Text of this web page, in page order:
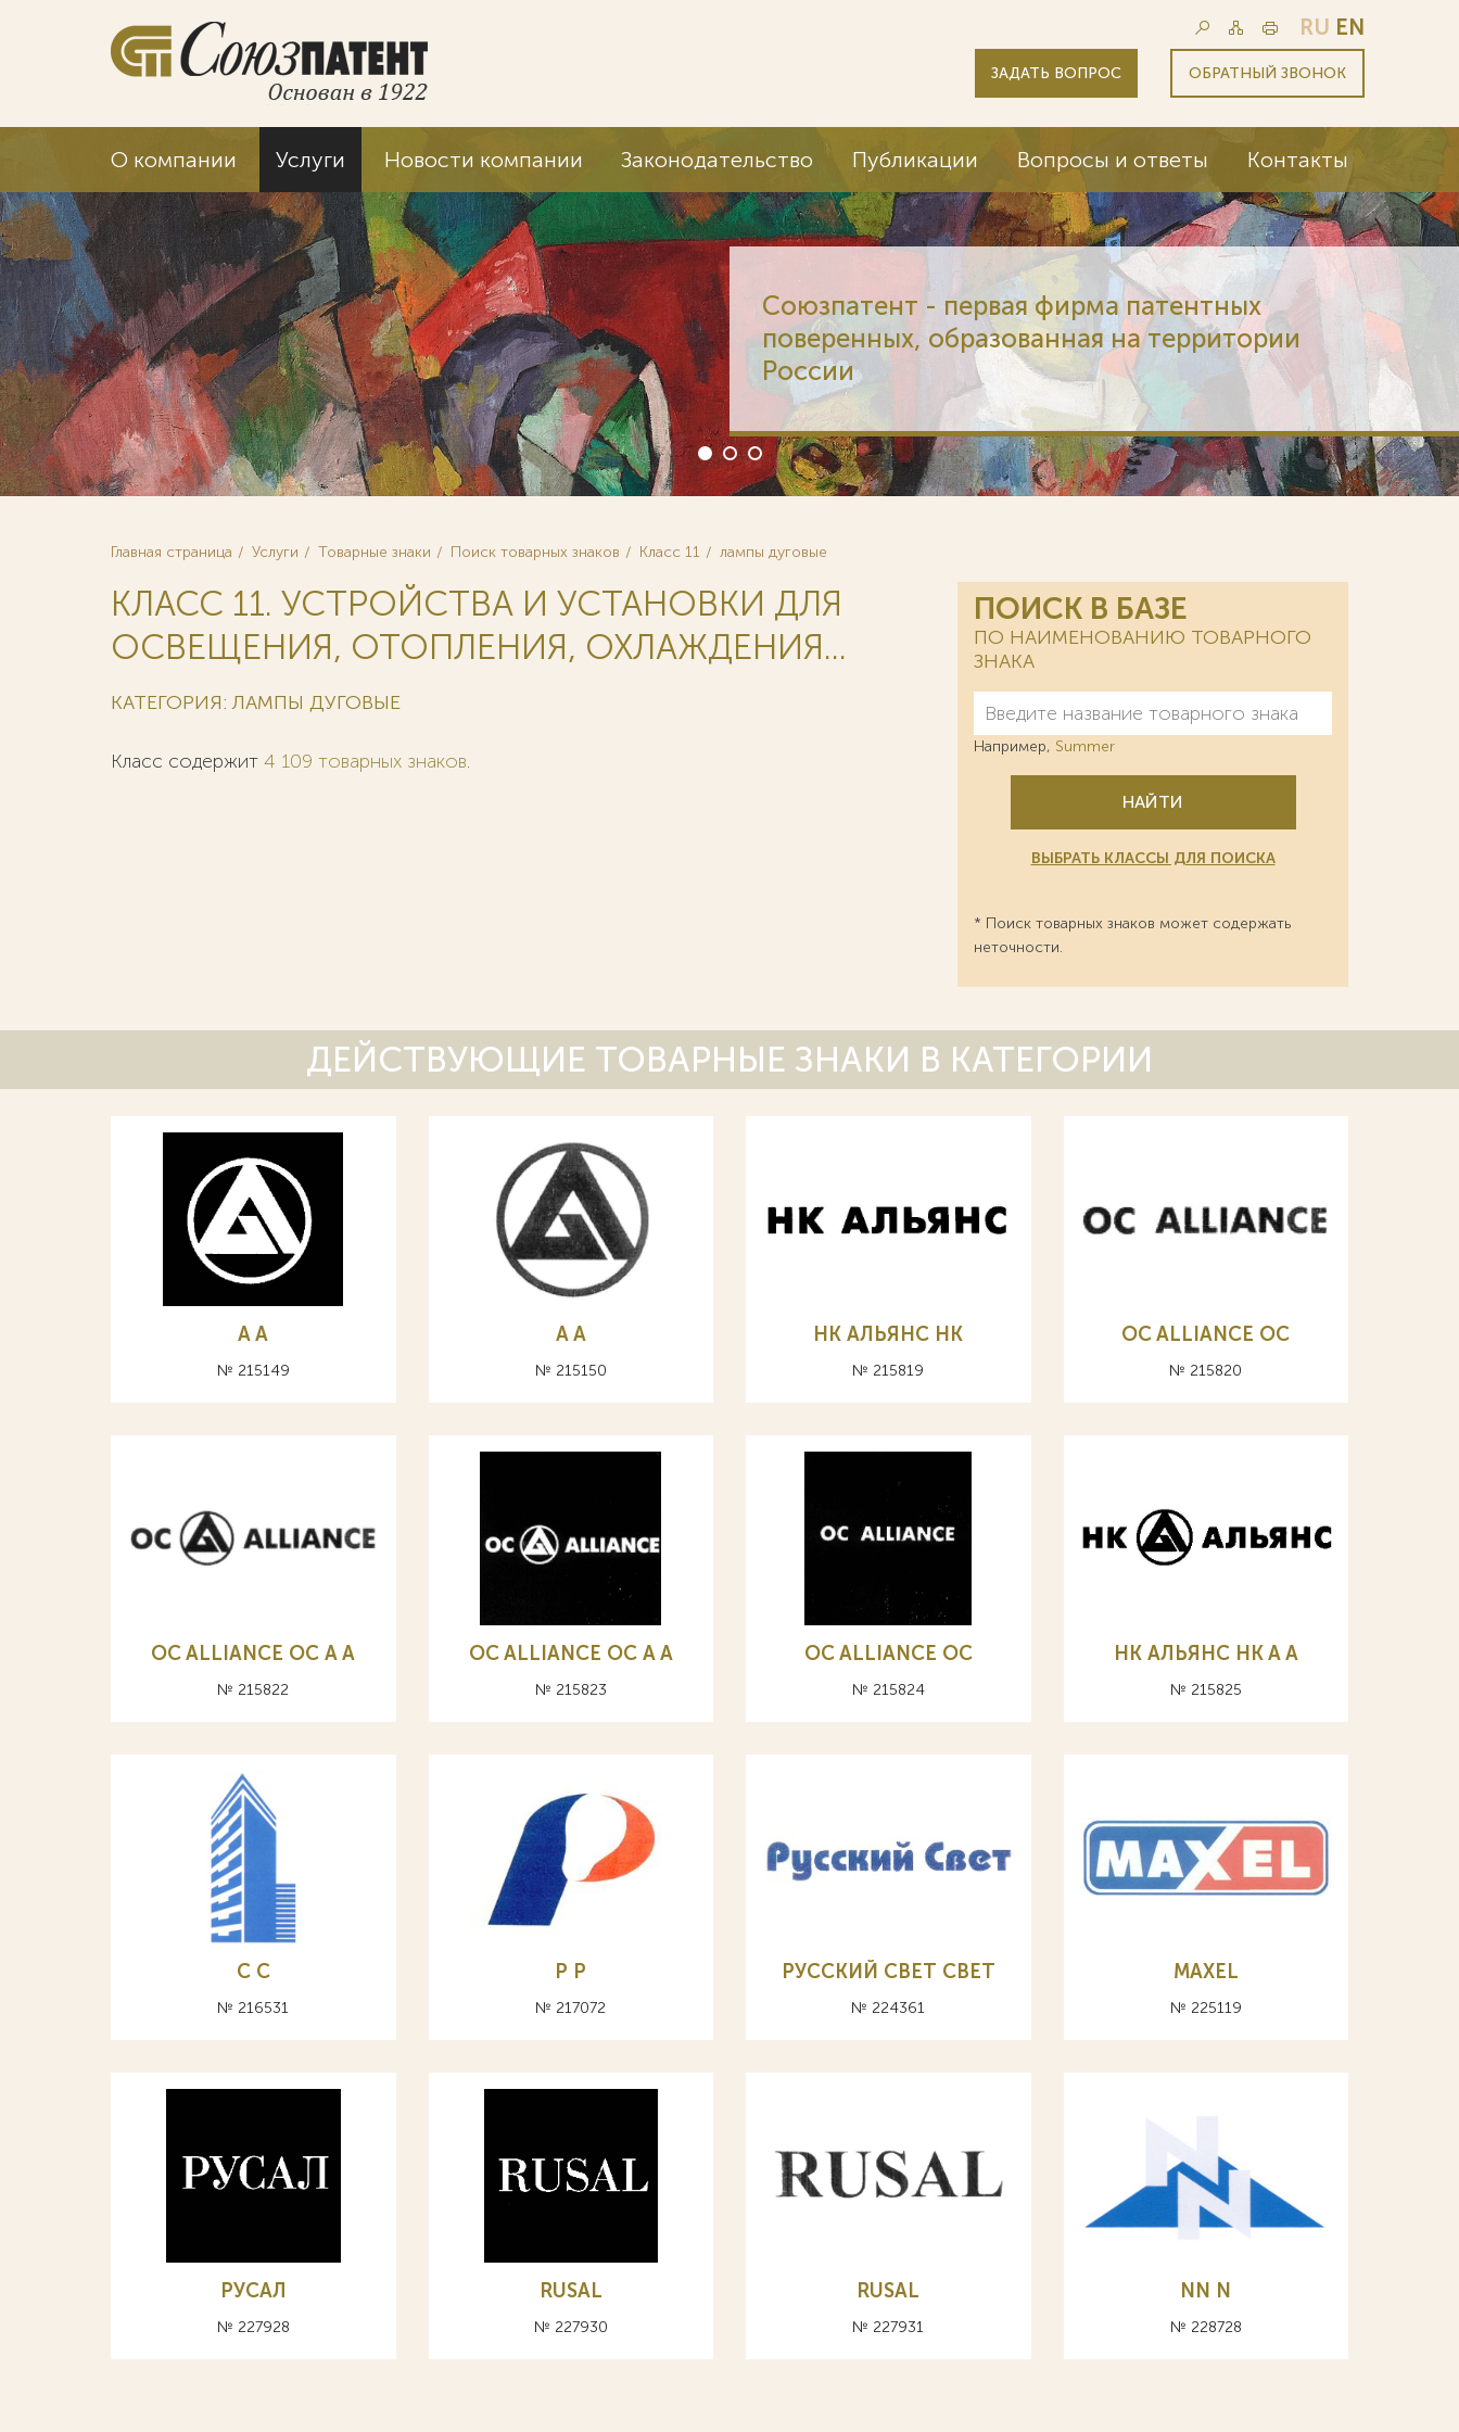
RU EN
ЗАДАТЬ ВОПРОС ОБРАТНЫЙ ЗВОНОК
О компании Услуги Новости компании Законодательство Публикации Вопросы и ответы Контакты
Союзпатент - первая фирма патентных
поверенных, образованная на территории
России
Главная страница Услуги Товарные знаки Поиск товарных знаков Класс 11 лампы дуговые
КЛАСС 11. УСТРОЙСТВА И УСТАНОВКИ ДЛЯ
ОСВЕЩЕНИЯ, ОТОПЛЕНИЯ, ОХЛАЖДЕНИЯ...
КАТЕГОРИЯ: ЛАМПЫ ДУГОВЫЕ
Класс содержит 4 109 товарных знаков.
ПОИСК В БАЗЕ
ПО НАИМЕНОВАНИЮ ТОВАРНОГО
ЗНАКА
Например, Summer
НАЙТИ
ВЫБРАТЬ КЛАССЫ ДЛЯ ПОИСКА
* Поиск товарных знаков может содержать
неточности.
ДЕЙСТВУЮЩИЕ ТОВАРНЫЕ ЗНАКИ В КАТЕГОРИИ
A А
№ 215149
A А
№ 215150
НК АЛЬЯНС HK
№ 215819
OC ALLIANCE ОС
№ 215820
OC ALLIANCE ОС A А
№ 215822
OC ALLIANCE ОС A А
№ 215823
OC ALLIANCE ОС
№ 215824
НК АЛЬЯНС HK A А
№ 215825
С C
№ 216531
Р P
№ 217072
РУССКИЙ СВЕТ CBET
№ 224361
MAXEL
№ 225119
РУСАЛ
№ 227928
RUSAL
№ 227930
RUSAL
№ 227931
NN N
№ 228728